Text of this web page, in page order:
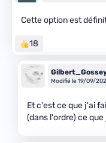
Cette option est
18
Modifié le 19/09/
Et c'est ce que j'ai
(dans l'ordre) ce